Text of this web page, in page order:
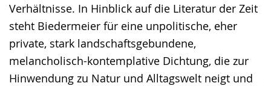
Verhältnisse. In Hinblick auf die Literatur der Zeit
steht Biedermeier für eine unpolitische, eher
private, stark landschaftsgebundene,
melancholisch-kontemplative Dichtung, die zur
Hinwendung zu Natur und Alltagswelt neigt und